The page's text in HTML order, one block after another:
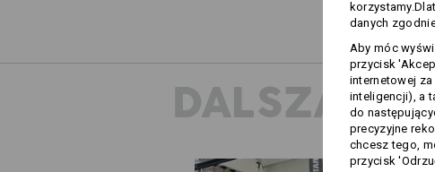
DALSZA
danych
Aby móc
przycisk
internetowej
inteligencji), a
do
precyzyjne
chcesz tego,
przycisk